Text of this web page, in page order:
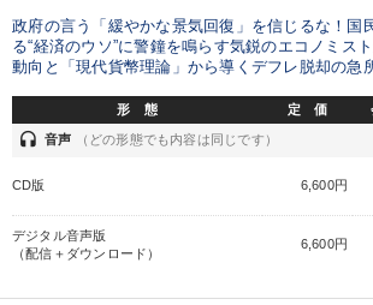
政府の言う「緩やかな景気回復」を信じるな！国
る“経済のウソ”に警鐘を鳴らす気鋭のエコノミス
動向と「現代貨幣理論」から導くデフレ脱却の急
形 態 定 価
headset 音声 （どの形態でも内容は同じです）
CD版 6,600円
デジタル音声版
（配信＋ダウンロード）
6,600円